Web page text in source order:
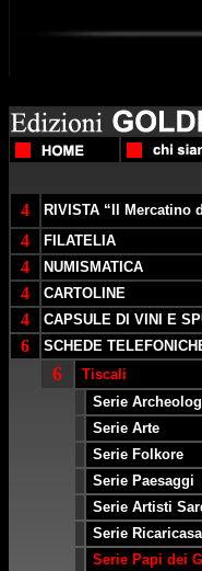
4 RIVISTA “Il Mercatino
4 FILATELIA
4 NUMISMATICA
4 CARTOLINE
4 CAPSULE DI VINI E
6 SCHEDE
6
Tiscali
Serie
Serie Arte
Serie Folkore
Serie Paesaggi
Serie Artisti
Serie Ricaricasa
Serie Papi dei